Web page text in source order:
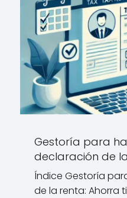
Gestoría para
declaración de
Índice Gestoría
de la renta: Ahorra